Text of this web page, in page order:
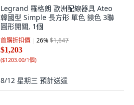
Legrand 羅格朗 歐洲配線器具 Ateo
韓國型 Simple 長方形 單色 鎂色 3聯
圓形開關, 1個
首購折扣價 26%$1,647
$1,203
($1203.00/1個)
8/12 星期三 預計送達